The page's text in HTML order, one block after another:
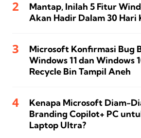
Mantap, Inilah 5 Fitur
Akan Hadir Dalam 30 Hari
Microsoft Konfirmasi Bug
Windows 11 dan Windows
Recycle Bin Tampil Aneh
Kenapa Microsoft Diam-
Branding Copilot+ PC
Laptop Ultra?